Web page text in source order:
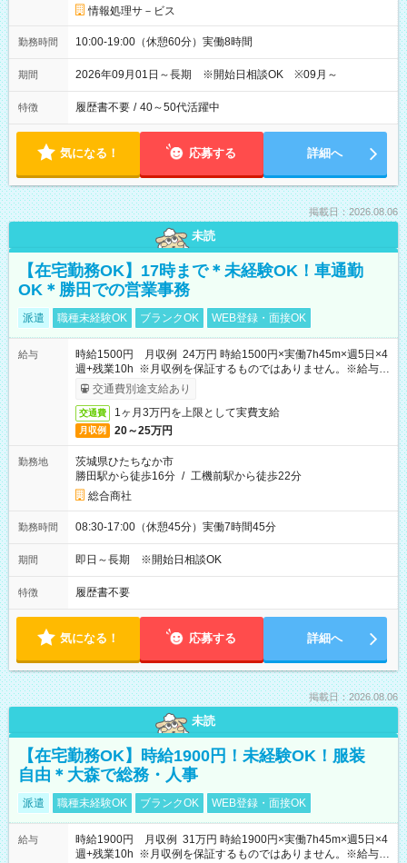
情報処理サ－ビス
勤務時間 10:00-19:00（休憩60分）実働8時間
期間 2026年09月01日～長期 ※開始日相談OK ※09月～
特徴 履歴書不要 / 40～50代活躍中
気になる！ 応募する 詳細へ
掲載日：2026.08.06
未読
【在宅勤務OK】17時まで＊未経験OK！車通勤
OK＊勝田での営業事務
派遣 職種未経験OK ブランクOK WEB登録・面接OK
給与
時給1500円 月収例 24万円 時給1500円×実働7h45m×週5日×4
週+残業10h ※月収例を保証するものではありません。※給与即
受取りサービス利用可（利用条件有）
交通費別途支給あり
交通費 1ヶ月3万円を上限として実費支給
月収例 20～25万円
勤務地
茨城県ひたちなか市
勝田駅から徒歩16分 / 工機前駅から徒歩22分
総合商社
勤務時間 08:30-17:00（休憩45分）実働7時間45分
期間 即日～長期 ※開始日相談OK
特徴 履歴書不要
気になる！ 応募する 詳細へ
掲載日：2026.08.06
未読
【在宅勤務OK】時給1900円！未経験OK！服装
自由＊大森で総務・人事
派遣 職種未経験OK ブランクOK WEB登録・面接OK
給与
時給1900円 月収例 31万円 時給1900円×実働7h45m×週5日×4
週+残業10h ※月収例を保証するものではありません。※給与即